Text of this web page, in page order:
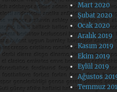
Mart 2020
Şubat 2020
Ocak 2020
Aralık 2019
Kasım 2019
Ekim 2019
Eylül 2019
Ağustos
Temmuz